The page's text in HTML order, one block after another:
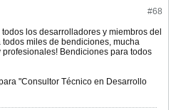
#68
los desarrolladores y miembros del
todos miles de bendiciones, mucha
Bendiciones para todos
"Consultor Técnico en Desarrollo